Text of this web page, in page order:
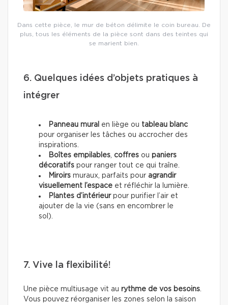
Dans cette pièce, le mur de béton délimite le coin bureau. De
plus, tous les éléments de la pièce sont dans des teintes qui
se marient bien.
6. Quelques idées d’objets pratiques à
intégrer
Panneau mural en liège ou tableau blanc
pour organiser les tâches ou accrocher des
inspirations.
Boîtes empilables, coffres ou paniers
décoratifs pour ranger tout ce qui traîne.
Miroirs muraux, parfaits pour agrandir
visuellement l’espace et réfléchir la lumière.
Plantes d’intérieurpour purifier l’air et
ajouter de la vie (sans en encombrer le
sol).
7. Vive la flexibilité!
Une pièce multiusage vit au rythme de vos besoins.
Vous pouvez réorganiser les zones selon la saison